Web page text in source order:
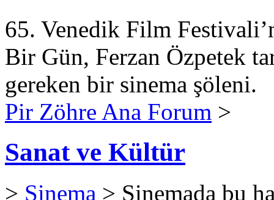
65. Venedik Film
Bir Gün, Ferzan Özpetek
gereken bir sinema şöleni.
Pir Zöhre Ana Forum >
Sanat ve Kültür
> Sinema > Sinemada bu